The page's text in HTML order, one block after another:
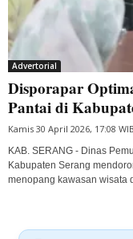
Advertorial
Disporapar
Pantai di
Kamis 30 April 2026, 17:08 WIB
KAB. SERANG - Dinas
Kabupaten Serang
menopang kawasan wisata